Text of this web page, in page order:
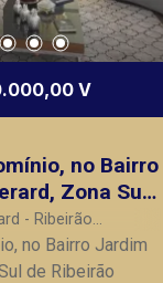
V
no Bairro
Zona Sul
SP.
- Ribeirão
no Bairro Jardim
de Ribeirão